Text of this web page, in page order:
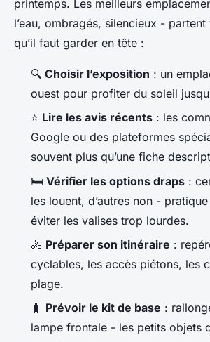
printemps. Les meilleurs
l’eau, ombragés, silencieux -
qu’il faut garder en tête :
🔍 Choisir l’exposition : un
ouest pour profiter du soleil
⭐ Lire les avis récents : les
Google ou des plateformes
souvent plus qu’une fiche
🛏️ Vérifier les options draps :
les louent, d’autres non -
éviter les valises trop lourdes.
🚴 Préparer son itinéraire :
cyclables, les accès piétons, les
plage.
🧳 Prévoir le kit de base :
lampe frontale - les petits objets